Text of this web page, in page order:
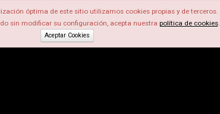
óptima de este sitio utilizamos cookies propias y de terceros.
sin modificar su configuración, acepta nuestra política de cookies.
Aceptar Cookies